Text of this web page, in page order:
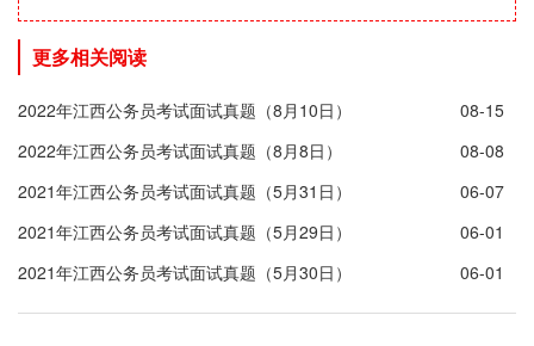
更多相关阅读
2022年江西公务员考试面试真题（8月10日）
08-15
2022年江西公务员考试面试真题（8月8日）
08-08
2021年江西公务员考试面试真题（5月31日）
06-07
2021年江西公务员考试面试真题（5月29日）
06-01
2021年江西公务员考试面试真题（5月30日）
06-01